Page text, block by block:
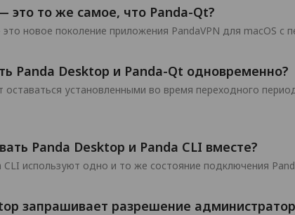
это то же самое, что Panda-Qt?
новое поколение приложения PandaVPN для macOS
Panda Desktop и Panda-Qt одновременно?
установленными во время переходного
Panda Desktop и Panda CLI вместе?
используют одно и то же состояние подключения
запрашивает разрешение